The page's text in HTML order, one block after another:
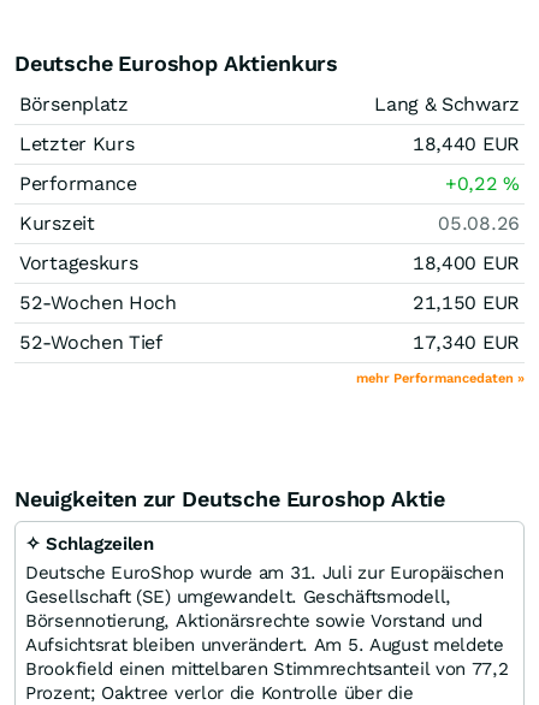
Deutsche Euroshop Aktienkurs
Börsenplatz
Lang & Schwarz
Letzter Kurs
18,440 EUR
Performance
+0,22%
Kurszeit
05.08.26
Vortageskurs
18,400 EUR
52-Wochen Hoch
21,150 EUR
52-Wochen Tief
17,340 EUR
mehr Performancedaten »
Neuigkeiten zur Deutsche Euroshop Aktie
✧ Schlagzeilen
Deutsche EuroShop wurde am 31. Juli zur Europäischen
Gesellschaft (SE) umgewandelt. Geschäftsmodell,
Börsennotierung, Aktionärsrechte sowie Vorstand und
Aufsichtsrat bleiben unverändert. Am 5. August meldete
Brookfield einen mittelbaren Stimmrechtsanteil von 77,2
Prozent; Oaktree verlor die Kontrolle über die